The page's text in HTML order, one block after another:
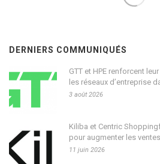
DERNIERS COMMUNIQUÉS
GTT et HPE renforcent
les réseaux d’entreprise
3 août 2026
Kiliba et Centric
pour augmenter les
11 juin 2026